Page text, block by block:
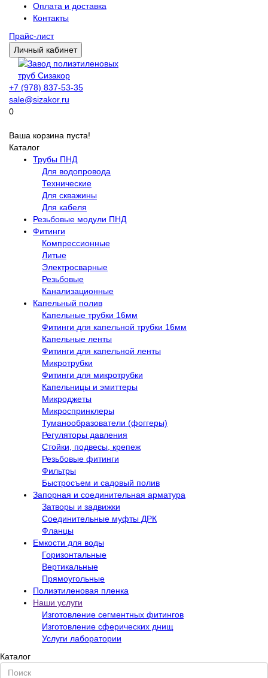
Оплата и доставка
Контакты
Прайс-лист
Личный кабинет
+7 (978) 837-53-35
sale@sizakor.ru
0
Ваша корзина пуста!
Каталог
Трубы ПНД
Для водопровода
Технические
Для скважины
Для кабеля
Резьбовые модули ПНД
Фитинги
Компрессионные
Литые
Электросварные
Резьбовые
Канализационные
Капельный полив
Капельные трубки 16мм
Фитинги для капельной трубки 16мм
Капельные ленты
Фитинги для капельной ленты
Микротрубки
Фитинги для микротрубки
Капельницы и эмиттеры
Микроджеты
Микроспринклеры
Туманообразователи (фоггеры)
Регуляторы давления
Стойки, подвесы, крепеж
Резьбовые фитинги
Фильтры
Быстросъем и садовый полив
Запорная и соединительная арматура
Затворы и задвижки
Соединительные муфты ДРК
Фланцы
Емкости для воды
Горизонтальные
Вертикальные
Прямоугольные
Полиэтиленовая пленка
Наши услуги
Изготовление сегментных фитингов
Изготовление сферических днищ
Услуги лаборатории
Каталог